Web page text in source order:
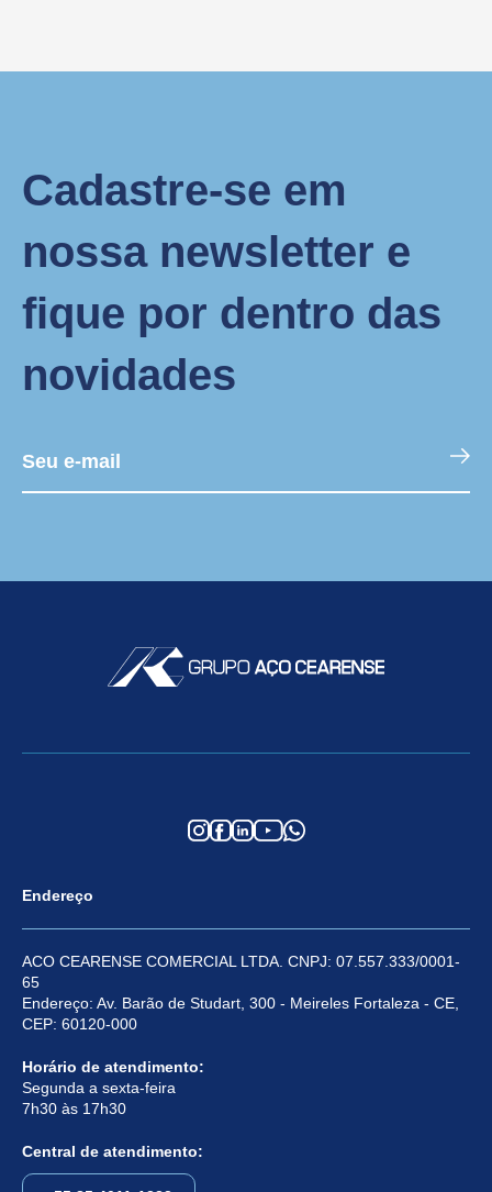
Cadastre-se em
nossa newsletter e
fique por dentro das
novidades
Endereço
ACO CEARENSE COMERCIAL LTDA. CNPJ: 07.557.333/0001-
65
Endereço: Av. Barão de Studart, 300 - Meireles Fortaleza - CE,
CEP: 60120-000
Horário de atendimento:
Segunda a sexta-feira
7h30 às 17h30
Central de atendimento: